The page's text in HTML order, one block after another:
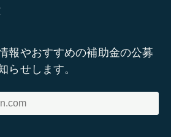
報やおすすめの補助金の公募
らせします。